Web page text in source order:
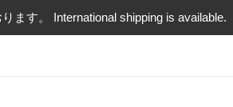
ます。 International shipping is available.